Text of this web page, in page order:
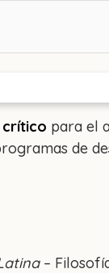
crítico para el
de
–